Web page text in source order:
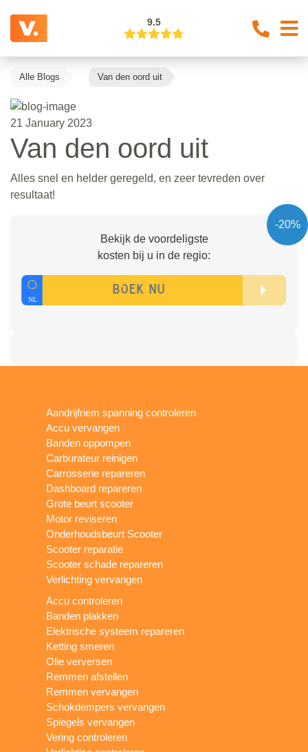
9.5
Alle Blogs Van den oord uit
21 January 2023
Van den oord uit
Alles snel en helder geregeld, en zeer tevreden over
resultaat!
-20%
Bekijk de voordeligste
kosten bij u in de regio:
Aandrijfriem spanning controleren
Accu vervangen
Banden oppompen
Carburateur reinigen
Carrosserie repareren
Dashboard repareren
Grote beurt scooter
Motor reviseren
Onderhoudsbeurt Scooter
Scooter reparatie
Scooter schade repareren
Verlichting vervangen
Accu controleren
Banden plakken
Elektrische systeem repareren
Ketting smeren
Olie verversen
Remmen afstellen
Remmen vervangen
Schokdempers vervangen
Spiegels vervangen
Vering controleren